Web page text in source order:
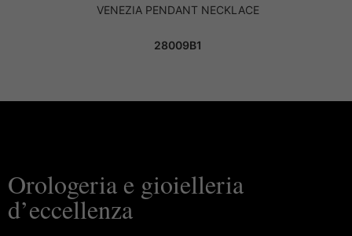
VENEZIA PENDANT NECKLACE
28009B1
Orologeria e gioielleria
d’eccellenza